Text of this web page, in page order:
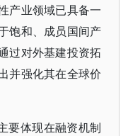
产业领域已具备一
饱和、成员国间产
过对外基建投资拓
并强化其在全球价
要体现在融资机制